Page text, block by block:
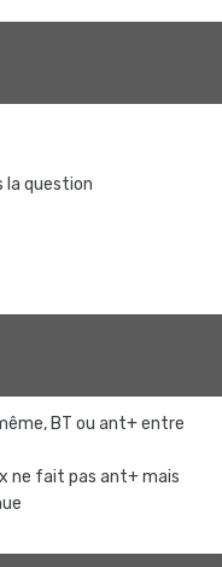
la question
BT ou ant+ entre
ne fait pas ant+ mais